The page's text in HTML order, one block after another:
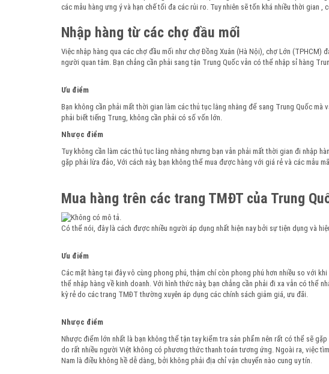
các mẫu hàng ưng ý và hạn chế tối đa các rủi ro. Tuy nhiên sẽ tốn khá nhiều thời gian
Nhập hàng từ các chợ đầu mối
Việc nhập hàng qua các chợ đầu mối như chợ Đồng Xuân (Hà Nội), chợ Lớn (TPHCM)
người quan tâm. Bạn chẳng cần phải sang tận Trung Quốc vẫn có thể nhập sỉ hàng
Ưu điểm
Bạn không cần phải mất thời gian làm các thủ tục lằng nhằng để sang Trung Quốc mà
phải biết tiếng Trung, không cần phải có số vốn lớn.
Nhược điểm
Tuy không cần làm các thủ tục lằng nhằng nhưng bạn vẫn phải mất thời gian đi nhập
gặp phải lừa đảo, Với cách này, bạn không thể mua được hàng với giá rẻ và các mẫu
Mua hàng trên các trang TMĐT của Trung
Có thể nói, đây là cách được nhiều người áp dụng nhất hiện nay bởi sự tiện dụng và
Ưu điểm
Các mặt hàng tại đây vô cùng phong phú, thậm chí còn phong phú hơn nhiều so với
thể nhập hàng về kinh doanh. Với hình thức này, bạn chẳng cần phải đi xa vẫn có thể
kỳ rẻ do các trang TMĐT thường xuyên áp dụng các chính sách giảm giá, ưu đãi.
Nhược điểm
Nhược điểm lớn nhất là bạn không thể tận tay kiểm tra sản phẩm nên rất có thể sẽ
do rất nhiều người Việt không có phương thức thanh toán tương ứng. Ngoài ra, việc
Nam là điều không hề dễ dàng, bởi không phải địa chỉ vận chuyển nào cung uy tín.